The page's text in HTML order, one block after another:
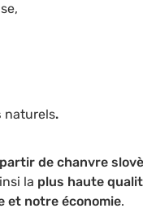
naturels.
de chanvre
la plus haute
et notre économie.